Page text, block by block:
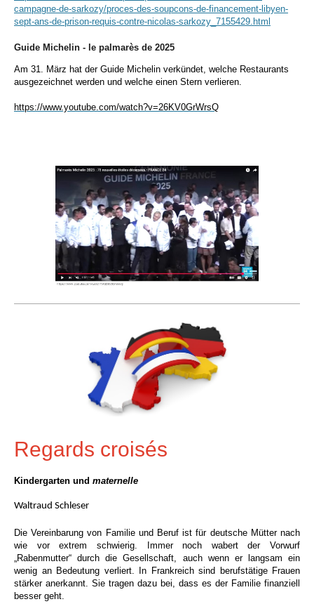
campagne-de-sarkozy/proces-des-soupcons-de-financement-libyen-
sept-ans-de-prison-requis-contre-nicolas-sarkozy_7155429.html
Guide Michelin - le palmarès de 2025
Am 31. März hat der Guide Michelin verkündet, welche Restaurants
ausgezeichnet werden und welche einen Stern verlieren.
https://www.youtube.com/watch?v=26KV0GrWrsQ
Regards croisés
Kindergarten und maternelle
Waltraud Schleser
Die Vereinbarung von Familie und Beruf ist für deutsche Mütter nach
wie vor extrem schwierig. Immer noch wabert der Vorwurf
„Rabenmutter“ durch die Gesellschaft, auch wenn er langsam ein
wenig an Bedeutung verliert. In Frankreich sind berufstätige Frauen
stärker anerkannt. Sie tragen dazu bei, dass es der Familie finanziell
besser geht.